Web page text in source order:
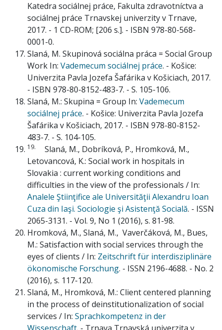
Katedra sociálnej práce, Fakulta zdravotníctva a
sociálnej práce Trnavskej univerzity v Trnave,
2017. - 1 CD-ROM; [206 s.]. - ISBN 978-80-568-
0001-0.
Slaná, M. Skupinová sociálna práca = Social Group
Work In: Vademecum sociálnej práce. - Košice:
Univerzita Pavla Jozefa Šafárika v Košiciach, 2017.
- ISBN 978-80-8152-483-7. - S. 105-106.
Slaná, M.: Skupina = Group In: Vademecum
sociálnej práce. - Košice: Univerzita Pavla Jozefa
Šafárika v Košiciach, 2017. - ISBN 978-80-8152-
483-7. - S. 104-105.
19. Slaná, M., Dobríková, P., Hromková, M.,
Letovancová, K.: Social work in hospitals in
Slovakia : current working conditions and
difficulties in the view of the professionals / In:
Analele Ştiinţifice ale Universităţii Alexandru Ioan
Cuza din Iaşi. Sociologie şi Asistenţă Socială. - ISSN
2065-3131. - Vol. 9, No 1 (2016), s. 81-98.
Hromková, M., Slaná, M., Vaverčáková, M., Bues,
M.: Satisfaction with social services through the
eyes of clients / In: Zeitschrift für interdisziplinäre
ökonomische Forschung. - ISSN 2196-4688. - No. 2
(2016), s. 117-120.
Slaná, M., Hromková, M.: Client centered planning
in the process of deinstitutionalization of social
services / In: Sprachkompetenz in der